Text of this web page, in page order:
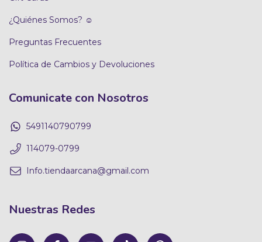
¿Quiénes Somos? ☺
Preguntas Frecuentes
Política de Cambios y Devoluciones
Comunicate con Nosotros
5491140790799
114079-0799
Info.tiendaarcana@gmail.com
Nuestras Redes